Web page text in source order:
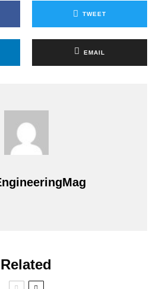
TWEET
EMAIL
Related